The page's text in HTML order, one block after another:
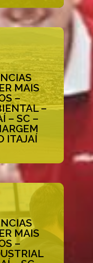
MAIS
–
–
– SC –
ITAJAÍ
MAIS
–